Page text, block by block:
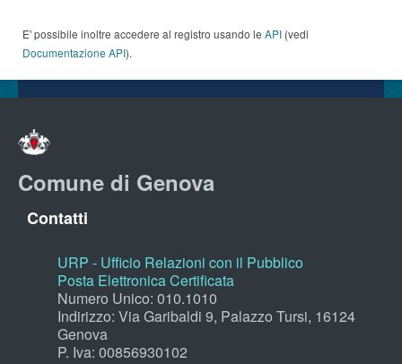
E' possibile inoltre accedere al registro usando le API (vedi
Documentazione API).
Comune di Genova
Contatti
URP - Ufficio Relazioni con il Pubblico
Posta Elettronica Certificata
Numero Unico: 010.1010
Indirizzo: Via Garibaldi 9, Palazzo Tursi, 16124
Genova
P. Iva: 00856930102